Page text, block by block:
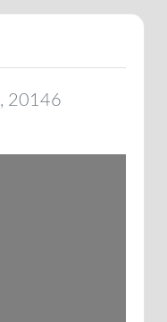
, 20146